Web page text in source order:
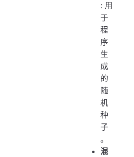
: 用
于
程
序
生
成
的
随
机
种
子
。
混